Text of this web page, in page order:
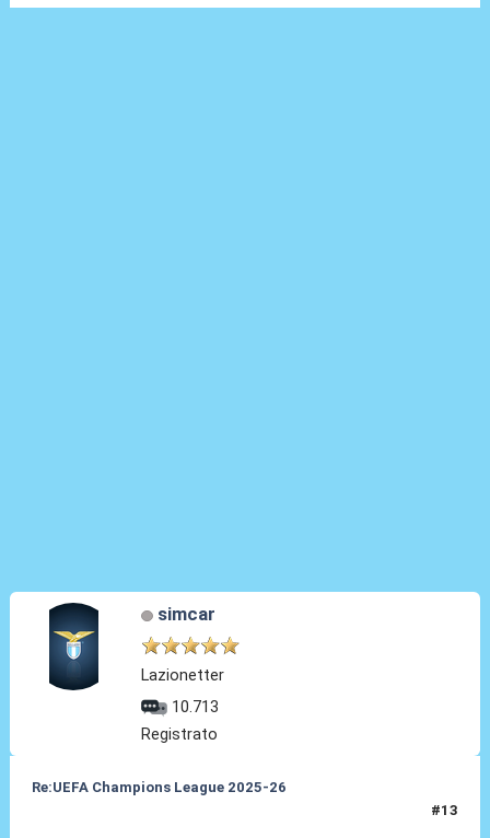
simcar
Lazionetter
10.713
Registrato
Re:UEFA Champions League 2025-26
#13